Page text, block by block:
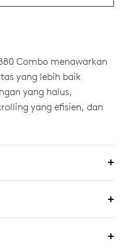
Combo menawarkan
yang lebih baik
yang halus,
yang efisien, dan